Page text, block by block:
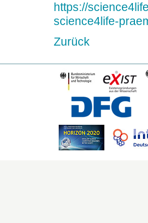
https://
science4life-
Zurück